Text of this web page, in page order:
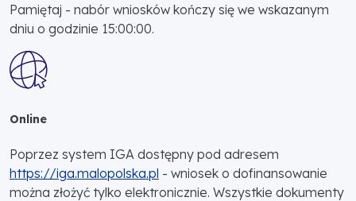
Pamiętaj - nabór wniosków kończy się we wskazanym
dniu o godzinie 15:00:00.
Online
Poprzez system IGA dostępny pod adresem
https://iga.malopolska.pl - wniosek o dofinansowanie
można złożyć tylko elektronicznie. Wszystkie dokumenty